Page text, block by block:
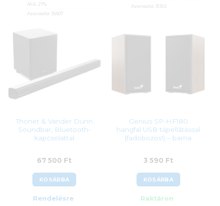
ÁFA: 27%
Azonosító: 35507
Azonosító: 31353
Thonet & Vander Dunn
Soundbar, Bluetooth-
kapcsolattal
67 500 Ft
KOSÁRBA
Rendelésre
Genius SP-HF180
hangfal USB tápellátással
(fadobozos!) – barna
3 590 Ft
KOSÁRBA
Raktáron